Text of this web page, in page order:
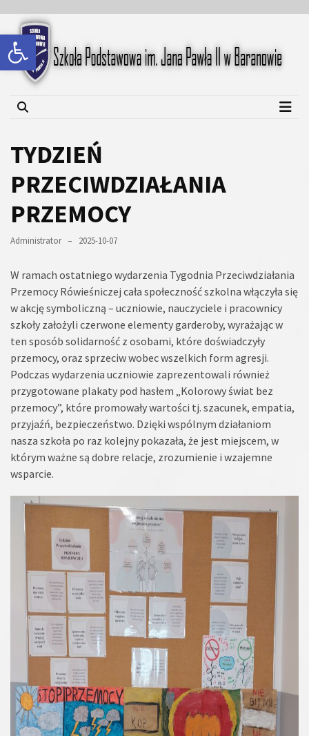
Open toolbar
content
content
Szkoła Podstawowa im.
Jana Pawła II w Baranowie
TYDZIEŃ
PRZECIWDZIAŁANIA
PRZEMOCY
Administrator 2025-10-07
W ramach ostatniego wydarzenia Tygodnia Przeciwdziałania
Przemocy Rówieśniczej cała społeczność szkolna włączyła się
w akcję symboliczną – uczniowie, nauczyciele i pracownicy
szkoły założyli czerwone elementy garderoby, wyrażając w
ten sposób solidarność z osobami, które doświadczyły
przemocy, oraz sprzeciw wobec wszelkich form agresji.
Podczas wydarzenia uczniowie zaprezentowali również
przygotowane plakaty pod hasłem „Kolorowy świat bez
przemocy”, które promowały wartości tj. szacunek, empatia,
przyjaźń, bezpieczeństwo. Dzięki wspólnym działaniom
nasza szkoła po raz kolejny pokazała, że jest miejscem, w
którym ważne są dobre relacje, zrozumienie i wzajemne
wsparcie.